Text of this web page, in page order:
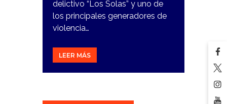
delictivo “Los Solas” y uno de
los principales generadores de
violencia…
LEER MÁS